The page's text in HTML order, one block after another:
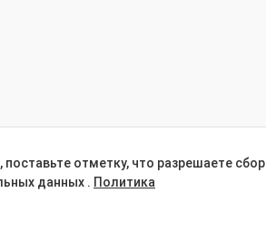
отметку, что разрешаете сбор
данных . Политика